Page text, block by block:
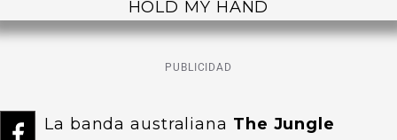
PUBLICIDAD
La banda australiana The Jungle